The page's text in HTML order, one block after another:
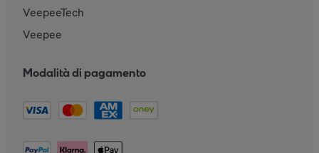
VeepeeTech
Veepee
Modalità di pagamento